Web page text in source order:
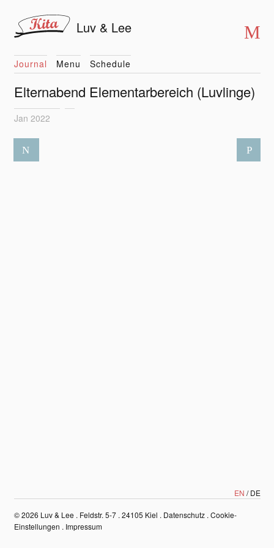
Luv & Lee
Journal Menu Schedule
Elternabend Elementarbereich (Luvlinge)
Jan 2022
N P
EN DE
© 2026 Luv & Lee . Feldstr. 5-7 . 24105 Kiel . Datenschutz. Cookie-
Einstellungen . Impressum